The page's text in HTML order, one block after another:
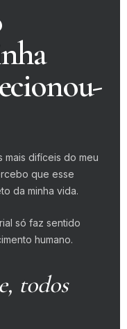
mais difíceis do meu
que esse
da minha vida.
só faz sentido
humano.
todos